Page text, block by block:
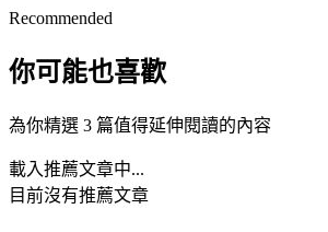
Recommended
你可能也喜歡
為你精選 3 篇值得延伸閱讀的內容
載入推薦文章中...
目前沒有推薦文章